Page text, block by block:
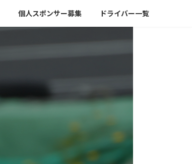
個人スポンサー募集 ドライバー一覧